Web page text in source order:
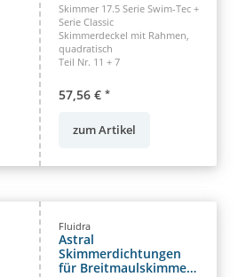
Skimmer 17.5 Serie Swim-Tec +
Serie Classic
Skimmerdeckel mit Rahmen,
quadratisch
Teil Nr. 11 + 7
57,56 € *
zum Artikel
Fluidra
Astral
Skimmerdichtungen
für Breitmaulskimmer